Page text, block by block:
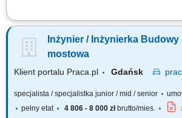
Twój zakres obowiązków prace przy budowie
placu budowy; nadzór i kontrola nad postępami
obmiaru postępu robót; koordynowanie prac
Inżynier / Inżynierka Budowy
mostowa
Klient portalu Praca.pl Gdańsk
specjalista / specjalistka junior / mid / senior
pełny etat
4 806 - 8 000 złbrutto/mies.